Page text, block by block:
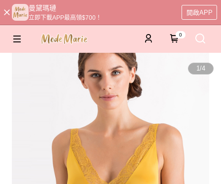
曼黛瑪璉
立即下載APP最高領$700！
開啟APP
0
1/4